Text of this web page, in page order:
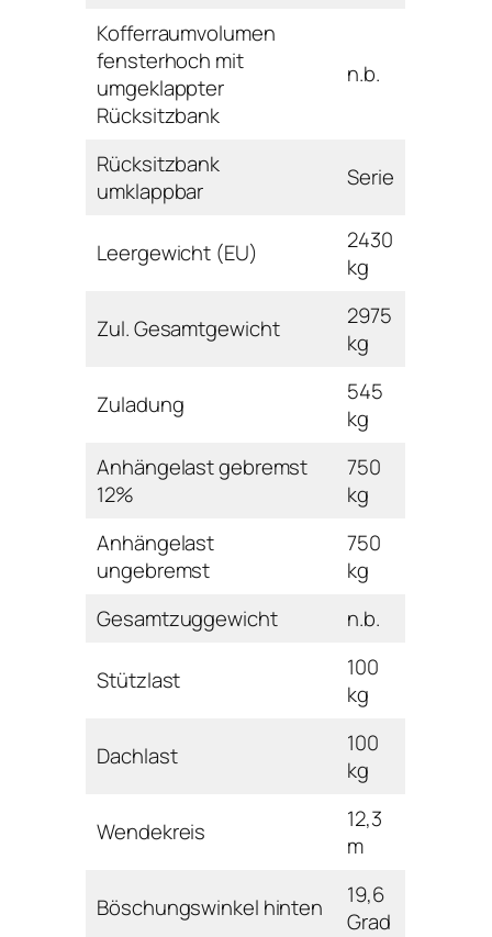
Kofferraumvolumen
fensterhoch mit
umgeklappter
Rücksitzbank
n.b.
Rücksitzbank
umklappbar
Serie
Leergewicht (EU)
2430
kg
Zul. Gesamtgewicht
2975
kg
Zuladung
545
kg
Anhängelast gebremst
12%
750
kg
Anhängelast
ungebremst
750
kg
Gesamtzuggewicht
n.b.
Stützlast
100
kg
Dachlast
100
kg
Wendekreis
12,3
m
Böschungswinkel hinten
19,6
Grad